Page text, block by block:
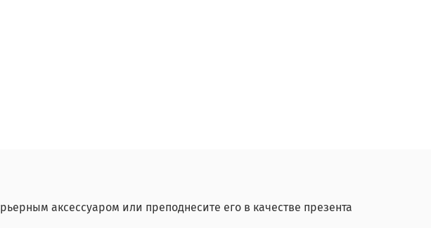
аксессуаром или преподнесите его в качестве презента